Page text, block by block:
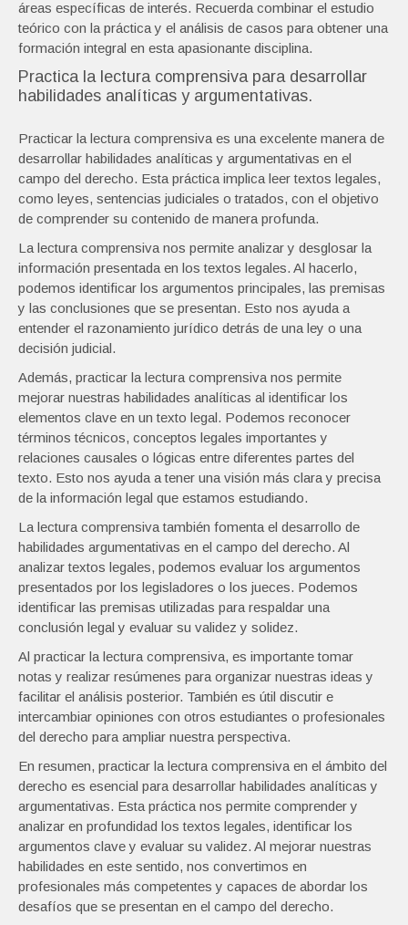
áreas específicas de interés. Recuerda combinar el estudio
teórico con la práctica y el análisis de casos para obtener una
formación integral en esta apasionante disciplina.
Practica la lectura comprensiva para desarrollar
habilidades analíticas y argumentativas.
Practicar la lectura comprensiva es una excelente manera de
desarrollar habilidades analíticas y argumentativas en el
campo del derecho. Esta práctica implica leer textos legales,
como leyes, sentencias judiciales o tratados, con el objetivo
de comprender su contenido de manera profunda.
La lectura comprensiva nos permite analizar y desglosar la
información presentada en los textos legales. Al hacerlo,
podemos identificar los argumentos principales, las premisas
y las conclusiones que se presentan. Esto nos ayuda a
entender el razonamiento jurídico detrás de una ley o una
decisión judicial.
Además, practicar la lectura comprensiva nos permite
mejorar nuestras habilidades analíticas al identificar los
elementos clave en un texto legal. Podemos reconocer
términos técnicos, conceptos legales importantes y
relaciones causales o lógicas entre diferentes partes del
texto. Esto nos ayuda a tener una visión más clara y precisa
de la información legal que estamos estudiando.
La lectura comprensiva también fomenta el desarrollo de
habilidades argumentativas en el campo del derecho. Al
analizar textos legales, podemos evaluar los argumentos
presentados por los legisladores o los jueces. Podemos
identificar las premisas utilizadas para respaldar una
conclusión legal y evaluar su validez y solidez.
Al practicar la lectura comprensiva, es importante tomar
notas y realizar resúmenes para organizar nuestras ideas y
facilitar el análisis posterior. También es útil discutir e
intercambiar opiniones con otros estudiantes o profesionales
del derecho para ampliar nuestra perspectiva.
En resumen, practicar la lectura comprensiva en el ámbito del
derecho es esencial para desarrollar habilidades analíticas y
argumentativas. Esta práctica nos permite comprender y
analizar en profundidad los textos legales, identificar los
argumentos clave y evaluar su validez. Al mejorar nuestras
habilidades en este sentido, nos convertimos en
profesionales más competentes y capaces de abordar los
desafíos que se presentan en el campo del derecho.